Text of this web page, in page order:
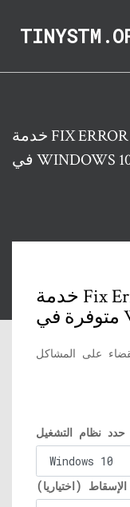
خدمة FIX ERROR TASK SCHEDULER غير متوفرة
خدمة Fix Error Task Scheduler غير
على المشاكل
حدد نظام التشغيل
(اختياريا)